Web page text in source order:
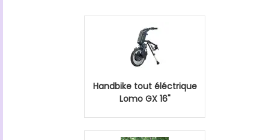
Handbike tout éléctrique
Lomo GX 16"